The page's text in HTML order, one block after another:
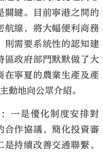
關鍵。目前寧港之間的
航線，將大幅便利商務
則需要系統性的認知建
區政府部門默默做了大
在寧夏的農業生產及產
動地向公眾介紹。
一是優化制度安排對
合作協議，簡化投資審
持續改善交通聯繫，